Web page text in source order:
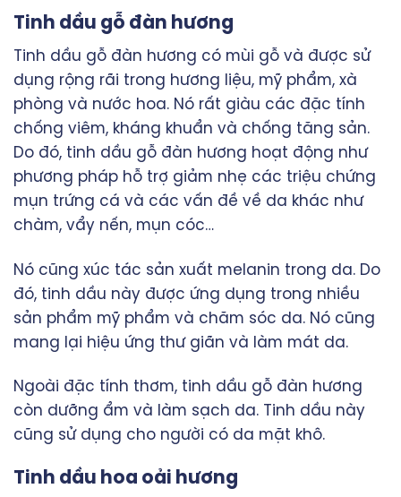
Tinh dầu gỗ đàn hương
Tinh dầu gỗ đàn hương có mùi gỗ và được sử
dụng rộng rãi trong hương liệu, mỹ phẩm, xà
phòng và nước hoa. Nó rất giàu các đặc tính
chống viêm, kháng khuẩn và chống tăng sản.
Do đó, tinh dầu gỗ đàn hương hoạt động như
phương pháp hỗ trợ giảm nhẹ các triệu chứng
mụn trứng cá và các vấn đề về da khác như
chàm, vẩy nến, mụn cóc…
Nó cũng xúc tác sản xuất melanin trong da. Do
đó, tinh dầu này được ứng dụng trong nhiều
sản phẩm mỹ phẩm và chăm sóc da. Nó cũng
mang lại hiệu ứng thư giãn và làm mát da.
Ngoài đặc tính thơm, tinh dầu gỗ đàn hương
còn dưỡng ẩm và làm sạch da. Tinh dầu này
cũng sử dụng cho người có da mặt khô.
Tinh dầu hoa oải hương